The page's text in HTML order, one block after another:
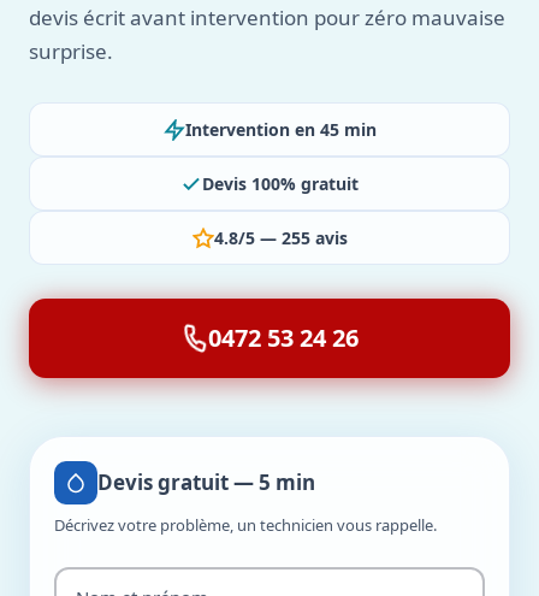
devis écrit avant intervention pour zéro mauvaise
surprise.
Intervention en 45 min
Devis 100% gratuit
4.8/5 — 255 avis
0472 53 24 26
Devis gratuit — 5 min
Décrivez votre problème, un technicien vous rappelle.